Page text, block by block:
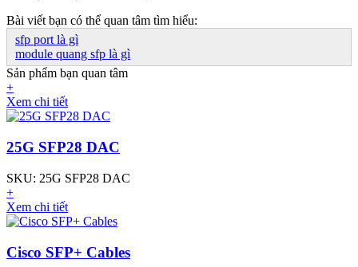
Bài viết bạn có thể quan tâm tìm hiểu:
sfp port là gì
module quang sfp là gì​
Sản phẩm bạn quan tâm
+
Xem chi tiết
25G SFP28 DAC
SKU: 25G SFP28 DAC
+
Xem chi tiết
Cisco SFP+ Cables